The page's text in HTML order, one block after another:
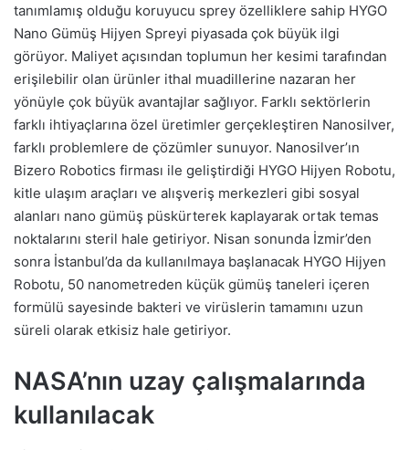
tanımlamış olduğu koruyucu sprey özelliklere sahip HYGO
Nano Gümüş Hijyen Spreyi piyasada çok büyük ilgi
görüyor. Maliyet açısından toplumun her kesimi tarafından
erişilebilir olan ürünler ithal muadillerine nazaran her
yönüyle çok büyük avantajlar sağlıyor. Farklı sektörlerin
farklı ihtiyaçlarına özel üretimler gerçekleştiren Nanosilver,
farklı problemlere de çözümler sunuyor. Nanosilver’ın
Bizero Robotics firması ile geliştirdiği HYGO Hijyen Robotu,
kitle ulaşım araçları ve alışveriş merkezleri gibi sosyal
alanları nano gümüş püskürterek kaplayarak ortak temas
noktalarını steril hale getiriyor. Nisan sonunda İzmir’den
sonra İstanbul’da da kullanılmaya başlanacak HYGO Hijyen
Robotu, 50 nanometreden küçük gümüş taneleri içeren
formülü sayesinde bakteri ve virüslerin tamamını uzun
süreli olarak etkisiz hale getiriyor.
NASA’nın uzay çalışmalarında
kullanılacak